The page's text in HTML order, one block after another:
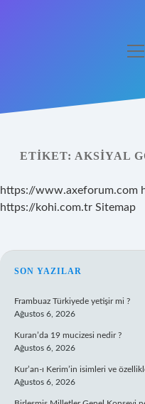
Yasal Uyarı
Hakkımızda
ETIKET: AKSIYAL
https://www.axeforum.com
https://kohi.com.tr Sitemap
SIDEBAR
SON YAZILAR
Frambuaz Türkiyede yetişir mi ?
Ağustos 6, 2026
Kuran’da 19 mucizesi nedir ?
Ağustos 6, 2026
Kur’an-ı Kerim’in isimleri ve
Ağustos 6, 2026